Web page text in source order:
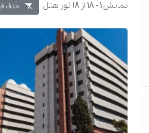
نمایش1 -
18 از 18 تور هتل حذف